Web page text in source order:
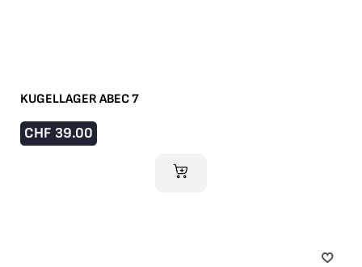
KUGELLAGER ABEC 7
CHF 39.00
IM WARENKORB